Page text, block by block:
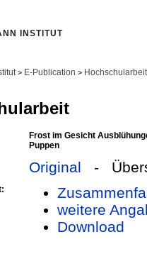
INSTITUT
> E-Publication >
Frost im Gesicht
Puppen
Original -
weitere
Download